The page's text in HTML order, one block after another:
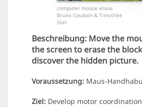
computer mouse erase
Bruno Coudoin & Timothée
Giet
Beschreibung: Move the
the screen to erase the
discover the hidden picture.
Voraussetzung: Maus-
Ziel: Develop motor